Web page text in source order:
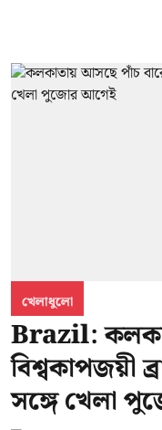
খেলাধুলো
Brazil:
বিশ্বকাপজয়ী
সঙ্গে খেলা